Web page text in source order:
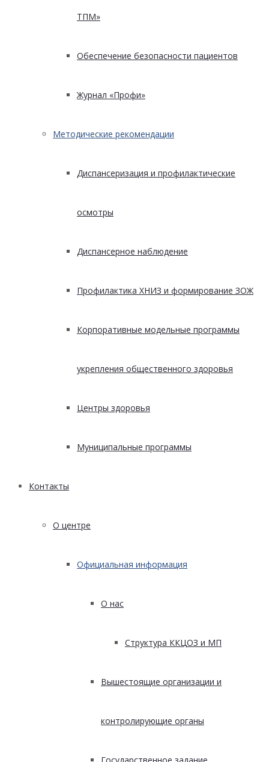
ТПМ»
Обеспечение безопасности пациентов
Журнал «Профи»
Методические рекомендации
Диспансеризация и профилактические
осмотры
Диспансерное наблюдение
Профилактика ХНИЗ и формирование ЗОЖ
Корпоративные модельные программы
укрепления общественного здоровья
Центры здоровья
Муниципальные программы
Контакты
О центре
Официальная информация
О нас
Структура ККЦОЗ и МП
Вышестоящие организации и
контролирующие органы